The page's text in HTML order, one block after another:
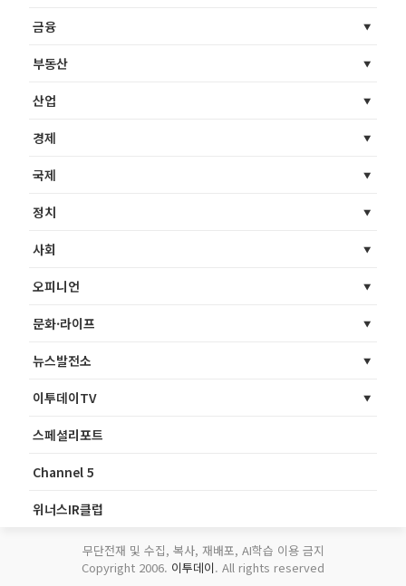
금융
부동산
산업
경제
국제
정치
사회
오피니언
문화·라이프
뉴스발전소
이투데이TV
스페셜리포트
Channel 5
위너스IR클럽
무단전재 및 수집, 복사, 재배포, AI학습 이용 금지
Copyright 2006. 이투데이. All rights reserved